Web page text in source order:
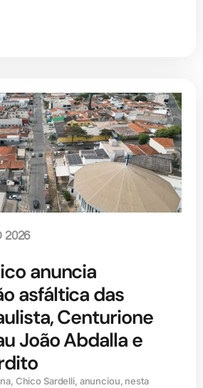
2026
anuncia
asfáltica das
Centurione
João Abdalla e
Chico Sardelli, anunciou, nesta